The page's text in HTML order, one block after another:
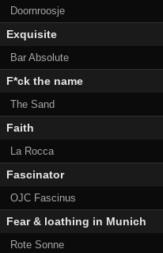
Doornroosje
Exquisite
Bar Absolute
F*ck the name
The Sand
Faith
La Rocca
Fascinator
OJC Fascinus
Fear & loathing in Munich
Rote Sonne